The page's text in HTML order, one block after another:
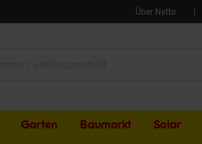
Über Netto
Garten Baumarkt Solar